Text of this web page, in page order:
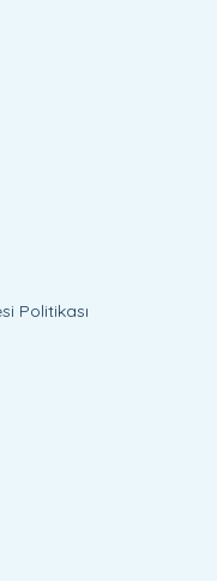
Politikası